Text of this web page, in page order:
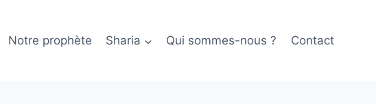
Notre prophète Sharia Qui sommes-nous ? Contact